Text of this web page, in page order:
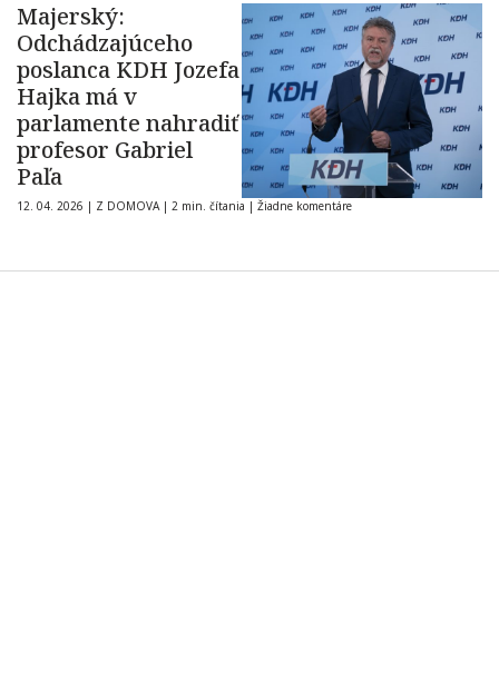
Majerský:
Odchádzajúceho
poslanca KDH Jozefa
Hajka má v
parlamente nahradiť
profesor Gabriel
Paľa
12. 04. 2026 | Z DOMOVA | 2 min. čítania | Žiadne komentáre